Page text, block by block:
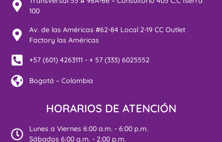
100
Av. de las Américas #62-84 Local 2-19 CC Outlet
Factory las Américas
+57 (601) 4263111 - + 57 (333) 6025552
Bogotá – Colombia
HORARIOS DE ATENCIÓN
Lunes a Viernes 6:00 a.m. - 6:00 p.m.
Sábados 6:00 a.m. - 2:00 p.m.